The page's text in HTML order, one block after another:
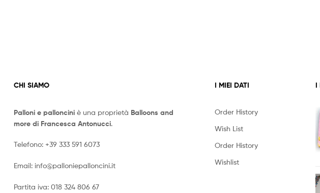
CHI SIAMO
Palloni e palloncini è una proprietà Balloons and
more di Francesca Antonucci.
Telefono: +39 333 591 6073
Email: info@palloniepalloncini.it
Partita iva: 018 324 806 67
I MIEI DATI
Order History
Wish List
Order History
Wishlist
I